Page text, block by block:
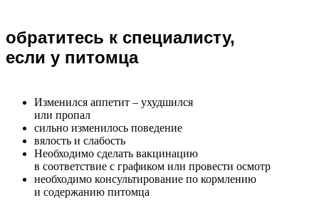
обратитесь к специалисту,
если у питомца
Изменился аппетит – ухудшился
или пропал
сильно изменилось поведение
вялость и слабость
Необходимо сделать вакцинацию
в соответствие с графиком или провести осмотр
необходимо консультирование по кормлению
и содержанию питомца